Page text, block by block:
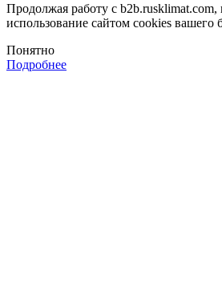
Продолжая работу с b2b.rusklimat.com,
использование сайтом cookies вашего
Понятно
Подробнее